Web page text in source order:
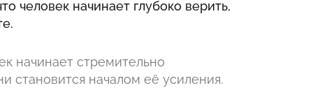
человек начинает глубоко верить,
начинает стремительно
становится началом её усиления.